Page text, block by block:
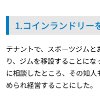
1.コインランドリー
テナントで、スポーツジム
り、ジムを移設することに
に相談したところ、その知
められ経営することにした。